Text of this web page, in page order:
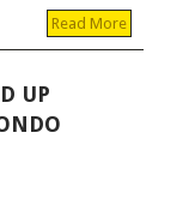
Read More
UP